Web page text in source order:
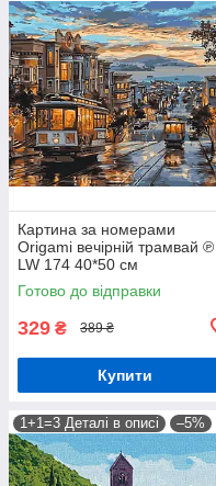
Картина за номерами
Origami вечірній трамвай ℗
LW 174 40*50 см
Готово до відправки
329 ₴ 389 ₴
Купити
1+1=3 Деталі в описі –5%